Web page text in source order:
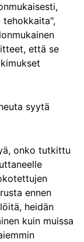
että se
syytä
onko tutkittu
ennen
heidän
kuin muissa